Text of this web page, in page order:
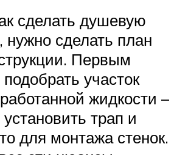
сделать душевую
нужно сделать план
Первым
участок
жидкости –
трап и
для монтажа стенок.